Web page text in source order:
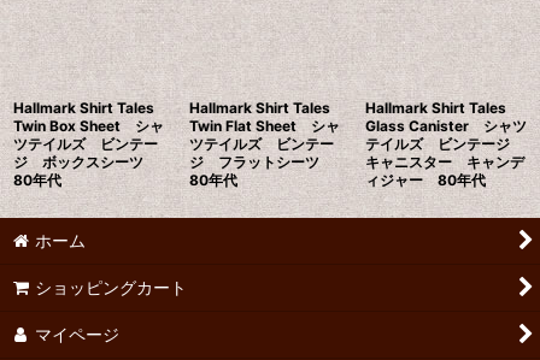
Hallmark Shirt Tales
Twin Box Sheet シャ
ツテイルズ ビンテー
ジ ボックスシーツ
80年代
Hallmark Shirt Tales
Twin Flat Sheet シャ
ツテイルズ ビンテー
ジ フラットシーツ
80年代
Hallmark Shirt Tales
Glass Canister シャツ
テイルズ ビンテージ
キャニスター キャンデ
ィジャー 80年代
ホーム
ショッピングカート
マイページ